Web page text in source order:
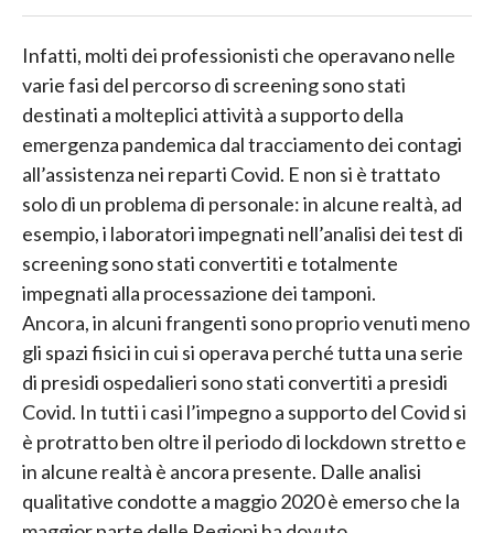
Infatti, molti dei professionisti che operavano nelle
varie fasi del percorso di screening sono stati
destinati a molteplici attività a supporto della
emergenza pandemica dal tracciamento dei contagi
all’assistenza nei reparti Covid. E non si è trattato
solo di un problema di personale: in alcune realtà, ad
esempio, i laboratori impegnati nell’analisi dei test di
screening sono stati convertiti e totalmente
impegnati alla processazione dei tamponi.
Ancora, in alcuni frangenti sono proprio venuti meno
gli spazi fisici in cui si operava perché tutta una serie
di presidi ospedalieri sono stati convertiti a presidi
Covid. In tutti i casi l’impegno a supporto del Covid si
è protratto ben oltre il periodo di lockdown stretto e
in alcune realtà è ancora presente. Dalle analisi
qualitative condotte a maggio 2020 è emerso che la